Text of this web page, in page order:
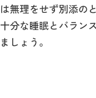
は無理をせず別添の
十分な睡眠とバラン
ましょう。